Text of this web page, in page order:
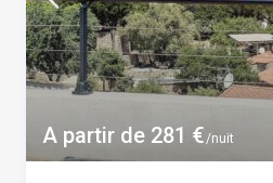
A partir de 281 €/nuit